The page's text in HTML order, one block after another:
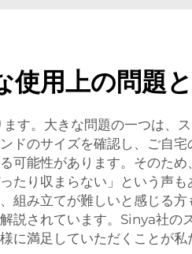
用上の問題
。大きな問題の一つは、
のサイズを確認し、ご自
能性があります。そのた
たり収まらない」という声
み立てが難しいと感じる
説されています。Sinya社の
に満足していただくことが私